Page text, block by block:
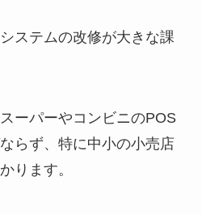
ステムの改修が大きな課
ーパーやコンビニのPOS
らず、特に中小の小売店
ります。